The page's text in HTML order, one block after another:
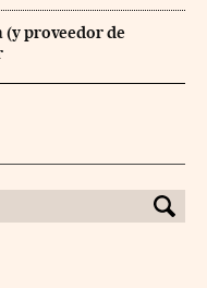
(y proveedor de